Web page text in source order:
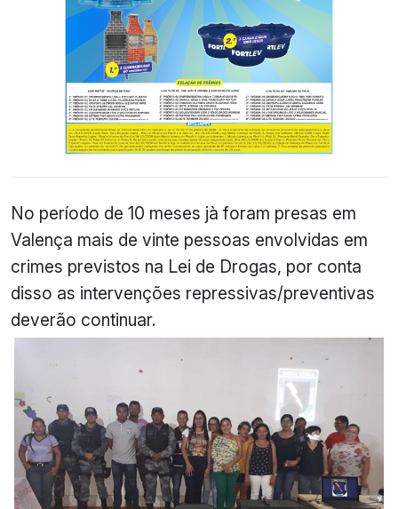
No período de 10 meses jà foram presas em
Valença mais de vinte pessoas envolvidas em
crimes previstos na Lei de Drogas, por conta
disso as intervenções repressivas/preventivas
deverão continuar.